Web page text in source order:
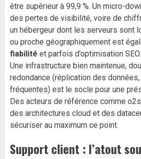
être supérieur à 99,9 %. Un micro-
des pertes de visibilité, voire de
un hébergeur dont les serveurs sont
ou proche géographiquement est
fiabilité et parfois d’optimisation SEO.
Une infrastructure bien maintenue,
redondance (réplication des
fréquentes) est le socle pour une
Des acteurs de référence comme
des architectures cloud et des
sécuriser au maximum ce point.
Support client : l’atout